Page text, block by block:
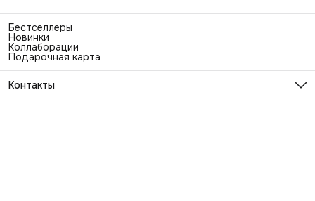
Бестселлеры
Новинки
Коллаборации
Подарочная карта
Контакты